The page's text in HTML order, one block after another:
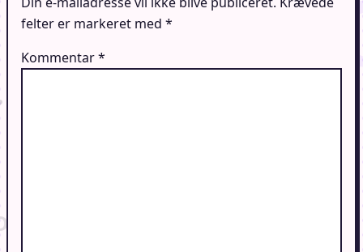
felter er markeret med *
Kommentar*